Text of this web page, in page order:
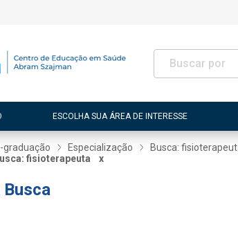
ESCOLHA SUA ÁREA DE INTERESSE
graduação Especialização Busca:
fisioterapeuta x